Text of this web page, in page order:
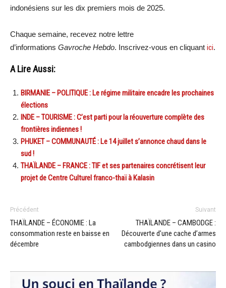
indonésiens sur les dix premiers mois de 2025.
Chaque semaine, recevez notre lettre
d’informations Gavroche Hebdo. Inscrivez-vous en cliquant ici.
A Lire Aussi:
BIRMANIE – POLITIQUE : Le régime militaire encadre les prochaines
élections
INDE – TOURISME : C’est parti pour la réouverture complète des
frontières indiennes !
PHUKET – COMMUNAUTÉ : Le 14 juillet s’annonce chaud dans le
sud !
THAÏLANDE – FRANCE : TIF et ses partenaires concrétisent leur
projet de Centre Culturel franco-thaï à Kalasin
Précédent
THAÏLANDE – ÉCONOMIE : La
consommation reste en baisse en
décembre
Suivant
THAÏLANDE – CAMBODGE :
Découverte d’une cache d’armes
cambodgiennes dans un casino